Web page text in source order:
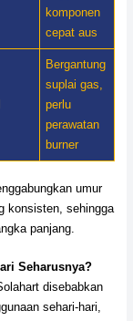
komponen
cepat aus
Bergantung
suplai gas,
perlu
perawatan
burner
umur
konsisten, sehingga
panjang.
Seharusnya?
disebabkan
sehari-hari,